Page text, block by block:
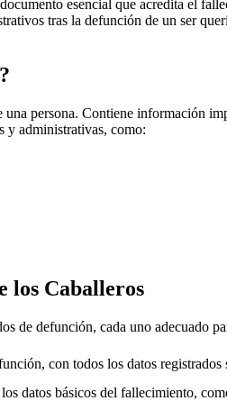
esencial que acredita el
tras la defunción de un ser
persona. Contiene información
y administrativas, como:
los Caballeros
de defunción, cada uno adecuado
con todos los datos
datos básicos del fallecimiento,